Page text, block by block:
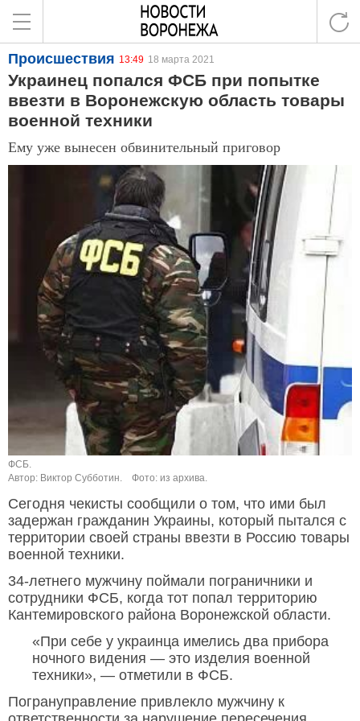
Происшествия 13:49 18 марта 2021
Украинец попался ФСБ при попытке
ввезти в Воронежскую область товары
военной техники
Ему уже вынесен обвинительный приговор
ФСБ.
Автор: Виктор Субботин.
Фото: из архива.
Сегодня чекисты сообщили о том, что ими был
задержан гражданин Украины, который пытался с
территории своей страны ввезти в Россию товары
военной техники.
34-летнего мужчину поймали пограничники и
сотрудники ФСБ, когда тот попал территорию
Кантемировского района Воронежской области.
«При себе у украинца имелись два прибора
ночного видения — это изделия военной
техники», — отметили в ФСБ.
Погрануправление привлекло мужчину к